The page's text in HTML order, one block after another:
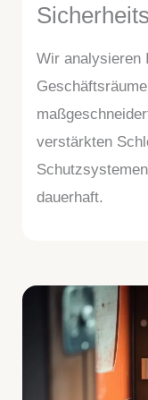
Wir analysieren
verstärkten
dauerhaft.